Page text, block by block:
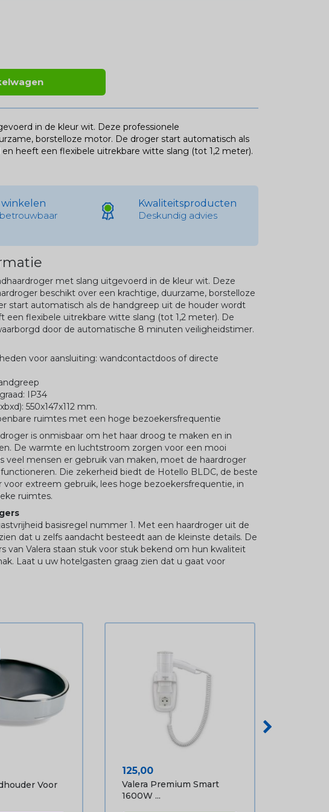
in de kleur wit. Deze professionele
borstelloze motor. De droger start automatisch als
heeft een flexibele uitrekbare witte slang (tot 1,2 meter).
winkelen
Kwaliteitsproducten
Deskundig advies
met slang uitgevoerd in de kleur wit. Deze
beschikt over een krachtige, duurzame, borstelloze
start automatisch als de handgreep uit de houder wordt
een flexibele uitrekbare witte slang (tot 1,2 meter). De
door de automatische 8 minuten veiligheidstimer.
voor aansluiting: wandcontactdoos of directe
IP34
550x147x112 mm.
ruimtes met een hoge bezoekersfrequentie
is onmisbaar om het haar droog te maken en in
De warmte en luchtstroom zorgen voor een mooi
veel mensen er gebruik van maken, moet de haardroger
Die zekerheid biedt de Hotello BLDC, de beste
voor extreem gebruik, lees hoge bezoekersfrequentie, in
ruimtes.
basisregel nummer 1. Met een haardroger uit de
dat u zelfs aandacht besteedt aan de kleinste details. De
van Valera staan stuk voor stuk bekend om hun kwaliteit
Laat u uw hotelgasten graag zien dat u gaat voor
Voor
Prijs
125,00
Valera Premium Smart
1600W ...